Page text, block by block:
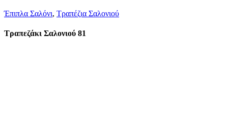
Έπιπλα Σαλόνι, Τραπέζια Σαλονιού
Τραπεζάκι Σαλονιού 81